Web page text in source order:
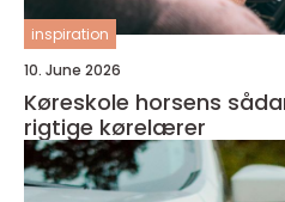
inspiration
10. June 2026
Køreskole horsens sådan vælger du den
rigtige kørelærer